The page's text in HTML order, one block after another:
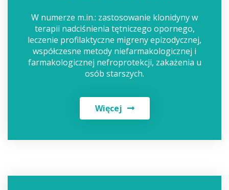
W numerze m.in.: zastosowanie klonidyny w
terapii nadciśnienia tętniczego opornego,
leczenie profilaktyczne migreny epizodycznej,
współczesne metody niefarmakologicznej i
farmakologicznej nefroprotekcji, zakażenia u
osób starszych.
Więcej